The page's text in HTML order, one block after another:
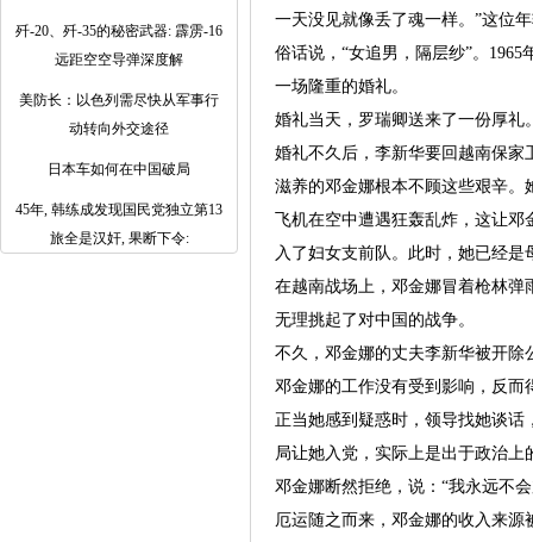
歼-20、歼-35的秘密武器: 霹雳-16
远距空空导弹深度解
美防长：以色列需尽快从军事行
动转向外交途径
日本车如何在中国破局
45年, 韩练成发现国民党独立第13
旅全是汉奸, 果断下令:
一天没见就像丢了魂一样。”这位
俗话说，“女追男，隔层纱”。
一场隆重的婚礼。
婚礼当天，罗瑞卿送来了一份厚
婚礼不久后，李新华要回越南保
滋养的邓金娜根本不顾这些艰辛
飞机在空中遭遇狂轰乱炸，这让
入了妇女支前队。此时，她已经
在越南战场上，邓金娜冒着枪林
无理挑起了对中国的战争。
不久，邓金娜的丈夫李新华被开除
邓金娜的工作没有受到影响，反而
正当她感到疑惑时，领导找她谈
局让她入党，实际上是出于政治上
邓金娜断然拒绝，说：“我永远不
厄运随之而来，邓金娜的收入来